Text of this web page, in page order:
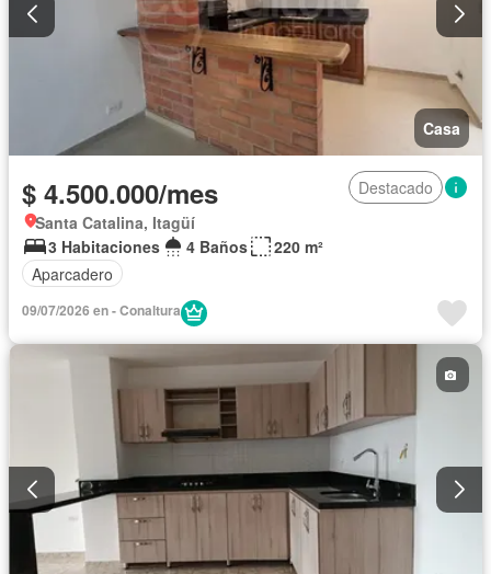
Casa
$ 4.500.000/mes
Destacado
Santa Catalina, Itagüí
3 Habitaciones
4 Baños
220 m²
Aparcadero
09/07/2026 en - Conaltura